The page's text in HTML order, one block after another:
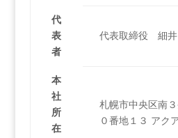
代
表
者
代表取締役 細井
本
社
所
在
札幌市中央区南
０番地１３ アク